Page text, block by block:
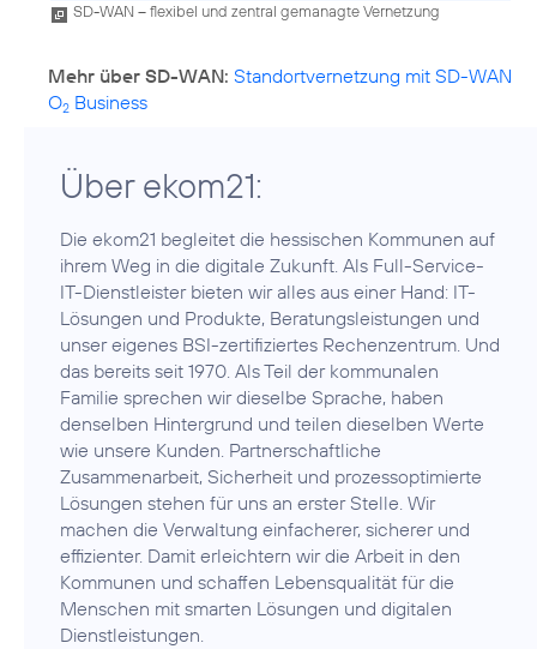
SD-WAN – flexibel und zentral gemanagte Vernetzung
Mehr über SD-WAN: Standortvernetzung mit SD-WAN
O2 Business
Über ekom21:
Die ekom21 begleitet die hessischen Kommunen auf
ihrem Weg in die digitale Zukunft. Als Full-Service-
IT-Dienstleister bieten wir alles aus einer Hand: IT-
Lösungen und Produkte, Beratungsleistungen und
unser eigenes BSI-zertifiziertes Rechenzentrum. Und
das bereits seit 1970. Als Teil der kommunalen
Familie sprechen wir dieselbe Sprache, haben
denselben Hintergrund und teilen dieselben Werte
wie unsere Kunden. Partnerschaftliche
Zusammenarbeit, Sicherheit und prozessoptimierte
Lösungen stehen für uns an erster Stelle. Wir
machen die Verwaltung einfacherer, sicherer und
effizienter. Damit erleichtern wir die Arbeit in den
Kommunen und schaffen Lebensqualität für die
Menschen mit smarten Lösungen und digitalen
Dienstleistungen.